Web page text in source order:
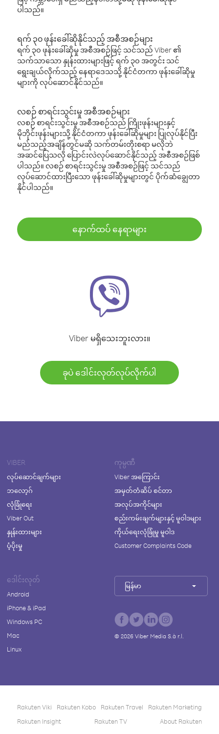
ပါသည်။
ရက် ၃၀ ဖုန်းခေါ်ဆိုနိုင်သည့် အစီအစဉ်များ
ရက် ၃၀ ဖုန်းခေါ်ဆိုမှု အစီအစဉ်ဖြင့် သင်သည် Viber ၏
သက်သာသော နှုန်းထားများဖြင့် ရက် ၃၀ အတွင်း သင်
ရွေးချယ်လိုက်သည့် နေရာဒေသသို့ နိုင်ငံတကာ ဖုန်းခေါ်ဆိုမှု
များကို လုပ်ဆောင်နိုင်သည်။
လစဉ် စာရင်းသွင်းမှု အစီအစဉ်များ
လစဉ် စာရင်းသွင်းမှု အစီအစဉ်သည် ကြိုးဖုန်းများနှင့်
မိုဘိုင်းဖုန်းများသို့ နိုင်ငံတကာ ဖုန်းခေါ်ဆိုမှုများ ပြုလုပ်နိုင်ပြီး
မည်သည့်အချိန်တွင်မဆို သက်တမ်းတိုးစရာ မလိုဘဲ
အဆင်ပြေသလို ပြောင်းလဲလုပ်ဆောင်နိုင်သည့် အစီအစဉ်ဖြစ်
ပါသည်။ လစဉ် စာရင်းသွင်းမှု အစီအစဉ်ဖြင့် သင်သည်
လုပ်ဆောင်ထားပြီးသော ဖုန်းခေါ်ဆိုမှုများတွင် ပိုက်ဆံချွေတာ
နိုင်ပါသည်။
နောက်ထပ် နေရာများ
Viber မရှိသေးဘူးလား။
ခုပဲ ဒေါင်းလုတ်လုပ်လိုက်ပါ
VIBER
လုပ်ဆောင်ချက်များ
ဘလော့ဂ်
လုံခြုံရေး
Viber Out
နှုန်းထားများ
ပံ့ပိုးမှု
ကုမ္ပဏီ
Viber အကြောင်း
အမှတ်တံဆိပ် စင်တာ
အလုပ်အကိုင်များ
စည်းကမ်းချက်များနှင့် မူဝါဒများ
ကိုယ်ရေးလုံခြုံမှု မူဝါဒ
Customer Complaints Code
ဒေါင်းလုတ်
Android
iPhone & iPad
Windows PC
Mac
Linux
မြန်မာ
© 2026Viber Media S.à r.l.
Rakuten Viki Rakuten Kobo Rakuten Travel
Rakuten Marketing
Rakuten Insight
Rakuten TV About Rakuten